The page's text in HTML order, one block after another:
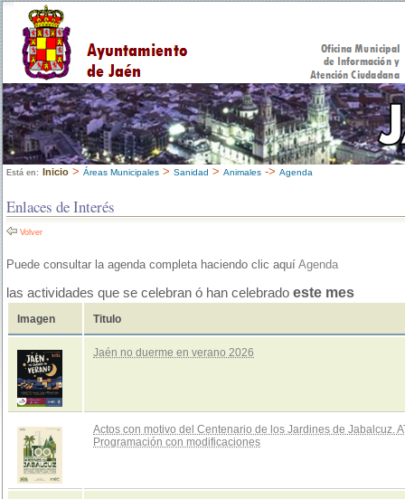
Está en: Inicio > Áreas Municipales > Sanidad > Animales -> Agenda
Enlaces de Interés
Volver
Puede consultar la agenda completa haciendo clic aquí Agenda
las actividades que se celebran ó han celebrado este mes
Imagen Titulo
Jaén no duerme en verano 2026
Actos con motivo del Centenario de los Jardines de Jabalcuz.
Programación con modificaciones